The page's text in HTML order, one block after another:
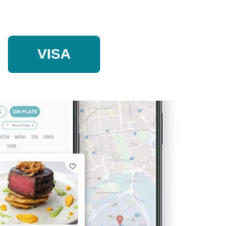
VISA